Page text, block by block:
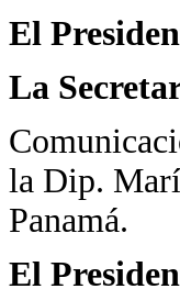
El
La
la Dip.
Panamá.
El